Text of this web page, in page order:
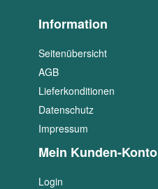
Information
Seitenübersicht
AGB
Lieferkonditionen
Datenschutz
Impressum
Mein Kunden-Konto
Login